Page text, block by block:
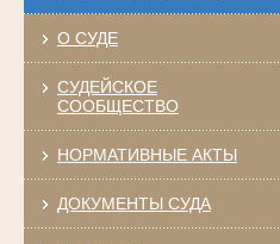
О СУДЕ
СУДЕЙСКОЕ
СООБЩЕСТВО
НОРМАТИВНЫЕ АКТЫ
ДОКУМЕНТЫ СУДА